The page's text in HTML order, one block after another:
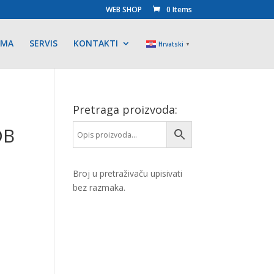
WEB SHOP 0 Items
SERVIS KONTAKTI Hrvatski ▼
Pretraga proizvoda:
Broj u pretraživaču upisivati
bez razmaka.